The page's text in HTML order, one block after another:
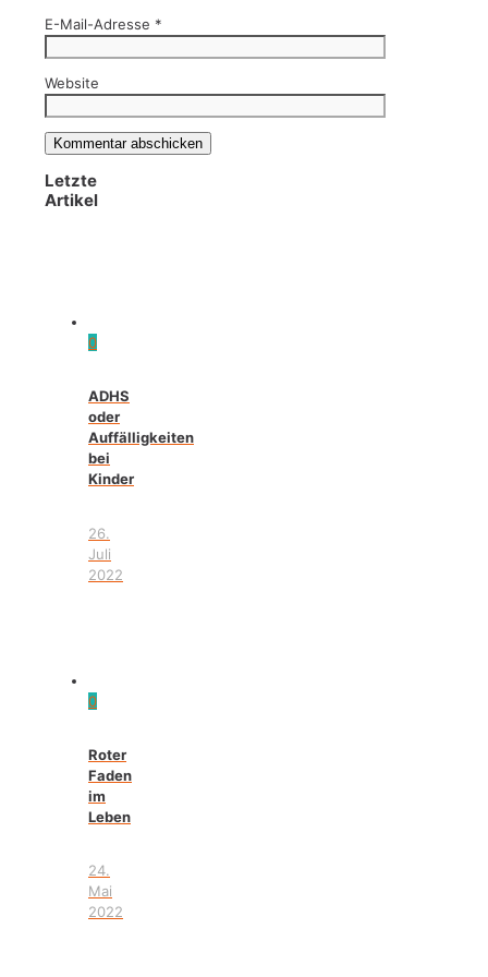
E-Mail-Adresse *
Website
Letzte
Artikel
0
ADHS
oder
Auffälligkeiten
bei
Kinder
26.
Juli
2022
0
Roter
Faden
im
Leben
24.
Mai
2022